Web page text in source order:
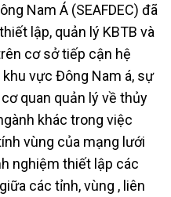
Nam Á (SEAFDEC) đã
lập, quản lý KBTB và
cơ sở tiếp cận hệ
vực Đông Nam á, sự
quan quản lý về thủy
khác trong việc
vùng của mạng lưới
nghiệm thiết lập các
các tỉnh, vùng , liên